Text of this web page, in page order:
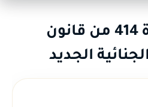
شرح المادة 414 من قانون
الجديد